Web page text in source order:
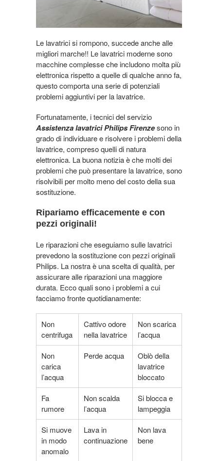
Le lavatrici si rompono, succede anche alle
migliori marche!! Le lavatrici moderne sono
macchine complesse che includono molta più
elettronica rispetto a quelle di qualche anno fa,
questo comporta una serie di potenziali
problemi aggiuntivi per la lavatrice.
Fortunatamente, i tecnici del servizio
Assistenza lavatrici Philips Firenzesono in
grado di individuare e risolvere i problemi della
lavatrice, compreso quelli di natura
elettronica. La buona notizia è che molti dei
problemi che può presentare la lavatrice, sono
risolvibili per molto meno del costo della sua
sostituzione.
Ripariamo efficacemente e con
pezzi originali!
Le riparazioni che eseguiamo sulle lavatrici
prevedono la sostituzione con pezzi originali
Philips. La nostra è una scelta di qualità, per
assicurare alle riparazioni una maggiore
durata. Ecco quali sono i problemi a cui
facciamo fronte quotidianamente:
Non
centrifuga
Cattivo odore
nella lavatrice
Non scarica
l’acqua
Non
carica
l’acqua
Perde acqua
Oblò della
lavatrice
bloccato
Fa
rumore
Non scalda
l’acqua
Si blocca e
lampeggia
Si muove
in modo
anomalo
Lava in
continuazione
Non lava
bene